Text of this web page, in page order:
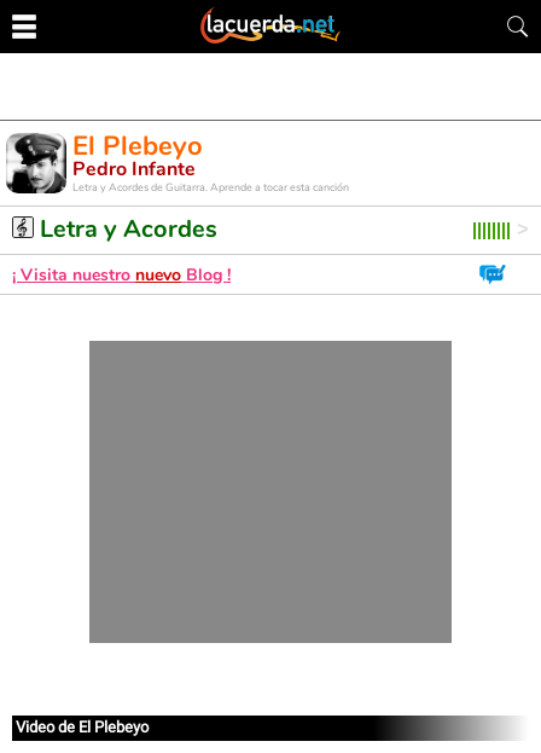
El Plebeyo
Pedro Infante
Letra y Acordes de Guitarra. Aprende a tocar esta canción
Letra y Acordes
¡ Visita nuestro nuevo Blog !
Video de El Plebeyo